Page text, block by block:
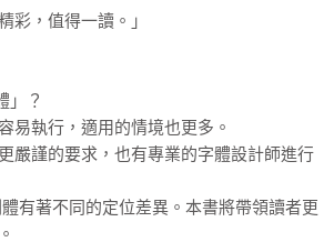
彩，值得一讀。」
」？
易執行，適用的情境也更多。
嚴謹的要求，也有專業的字體設計師進行
有著不同的定位差異。本書將帶領讀者更